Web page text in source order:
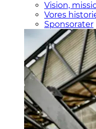
Vision,
Vores
Sponsorater